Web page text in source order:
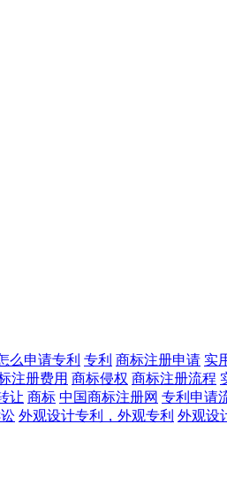
么申请专利 专利 商标注册申请 实
注册费用 商标侵权 商标注册流程
让 商标 中国商标注册网 专利申请
外观设计专利，外观专利 外观设